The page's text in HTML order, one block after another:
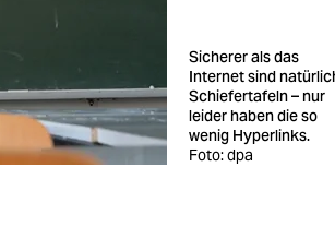
Sicherer als das
Internet sind
Schiefertafeln – nur
leider haben die so
wenig Hyperlinks.
Foto: dpa